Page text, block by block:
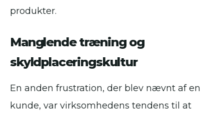
produkter.
Manglende træning og
skyldplaceringskultur
En anden frustration, der blev nævnt af en
kunde, var virksomhedens tendens til at